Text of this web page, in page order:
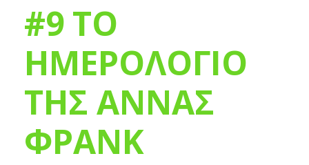
#9 ΤΟ
ΗΜΕΡΟΛΟΓΙΟ
ΤΗΣ ΑΝΝΑΣ
ΦΡΑΝΚ